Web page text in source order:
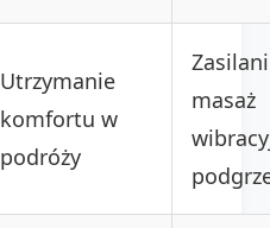
Utrzymanie
komfortu w
podróży
masaż